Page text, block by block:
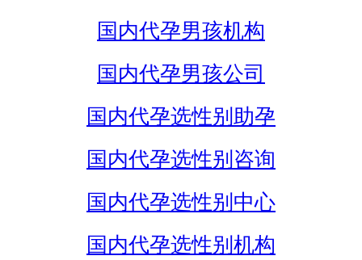
国内代孕男孩机构
国内代孕男孩公司
国内代孕选性别助孕
国内代孕选性别咨询
国内代孕选性别中心
国内代孕选性别机构